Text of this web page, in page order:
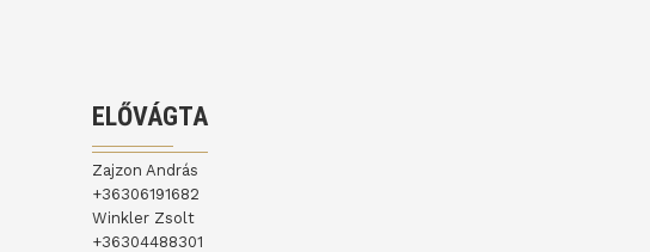
ELŐVÁGTA
Zajzon András
+36306191682
Winkler Zsolt
+36304488301